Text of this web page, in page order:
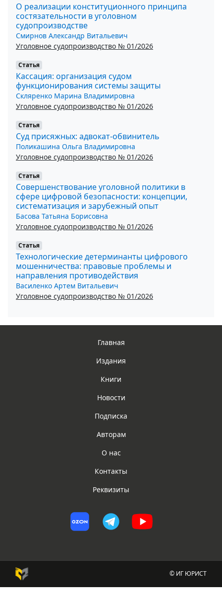
О реализации конституционного принципа
состязательности в уголовном
судопроизводстве
Смирнов Александр Витальевич
Уголовное судопроизводство № 01/2026
Статья
Кассация: организация судом
функционирования системы защиты
Скляренко Марина Владимировна
Уголовное судопроизводство № 01/2026
Статья
Суд присяжных: адвокат-обвинитель
Поликашина Ольга Владимировна
Уголовное судопроизводство № 01/2026
Статья
Совершенствование уголовной политики в
сфере цифровой безопасности: концепции,
систематизация и зарубежный опыт
Басова Татьяна Борисовна
Уголовное судопроизводство № 01/2026
Статья
Технологические детерминанты цифрового
мошенничества: правовые проблемы и
направления противодействия
Василенко Артем Витальевич
Уголовное судопроизводство № 01/2026
Главная
Издания
Книги
Новости
Подписка
Авторам
О нас
Контакты
Реквизиты
© ИГ ЮРИСТ